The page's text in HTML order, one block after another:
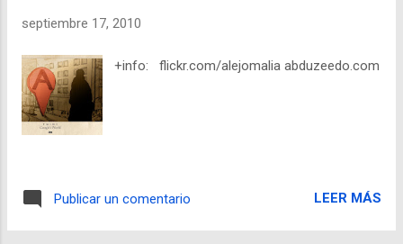
septiembre 17, 2010
+info: flickr.com/alejomalia abduzeedo.com
Publicar un comentario LEER MÁS